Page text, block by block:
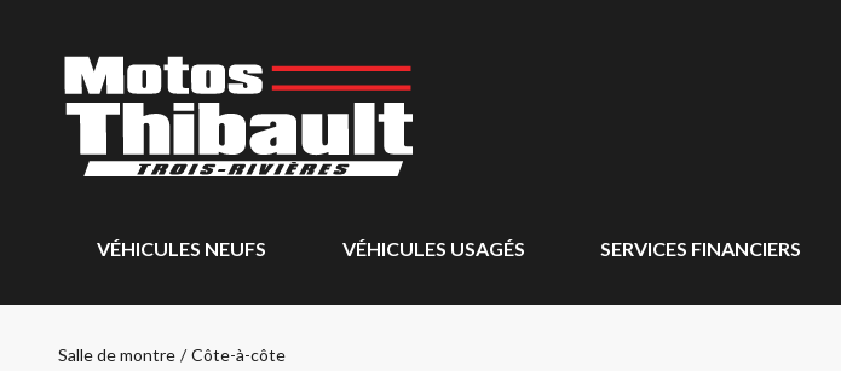
VÉHICULES NEUFS VÉHICULES USAGÉS SERVICES FINANCIERS
Salle de montre / Côte-à-côte